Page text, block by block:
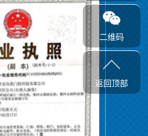
二维码
返回顶部